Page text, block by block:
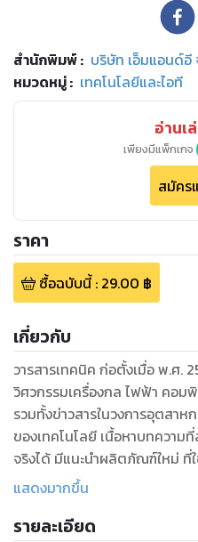
สำนักพิมพ์: บริษัท เอ็มแอนด์อี
หมวดหมู่: เทคโนโลยีและไอที
อ่านเ
เพียงมีแพ็กเกจ
สมัคร
ราคา
ซื้อฉบับนี้: 29.00 ฿
เกี่ยวกับ
วารสารเทคนิค ก่อตั้งเมื่อ พ.ศ.
วิศวกรรมเครื่องกล ไฟฟ้า คอม
รวมทั้งข่าวสารในวงการอุตสา
ของเทคโนโลยี เนื้อหาบทความ
จริงได้ มีแนะนำผลิตภัณฑ์ใหม่
บริการข้อมูลสินค้า และบริการ ท
แสดงมากขึ้น
รายละเอียด